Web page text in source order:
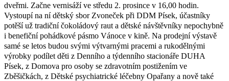
dveřmi. Začne vernisáží ve středu 2. prosince v 16,00 hodin.
Vystoupí na ní dětský sbor Zvoneček při DDM Písek, účastníky
potěší už tradiční čokoládový raut a dětské návštěvníky nepochybně
i benefiční pohádkové pásmo Vánoce v kině. Na prodejní výstavě
samé se letos budou svými výtvarnými pracemi a rukodělnými
výrobky podílet děti z Denního a týdenního stacionáře DUHA
Písek, z Domova pro osoby se zdravotním postižením ve
Zběšičkách, z Dětské psychiatrické léčebny Opařany a nově také